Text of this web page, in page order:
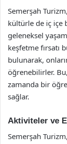
Semerşah
kültürle de iç içe
geleneksel
keşfetme fırsatı
bulunarak,
öğrenebilirler.
zamanda bir
sağlar.
Aktiviteler ve
Semerşah